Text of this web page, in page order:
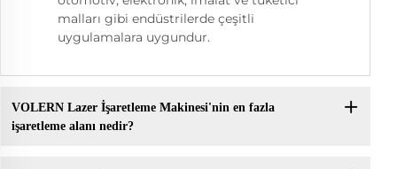
malları gibi endüstrilerde çeşitli
uygulamalara uygundur.
VOLERN Lazer İşaretleme Makinesi'nin en fazla
işaretleme alanı nedir?